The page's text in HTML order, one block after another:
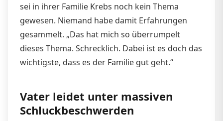
sei in ihrer Familie Krebs noch kein Thema
gewesen. Niemand habe damit Erfahrungen
gesammelt. „Das hat mich so überrumpelt
dieses Thema. Schrecklich. Dabei ist es doch das
wichtigste, dass es der Familie gut geht.“
Vater leidet unter massiven
Schluckbeschwerden